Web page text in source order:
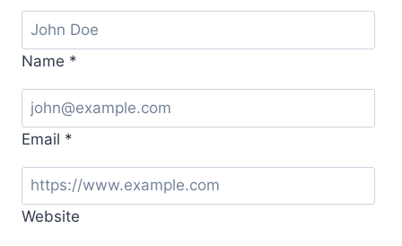
Name *
Email *
Website